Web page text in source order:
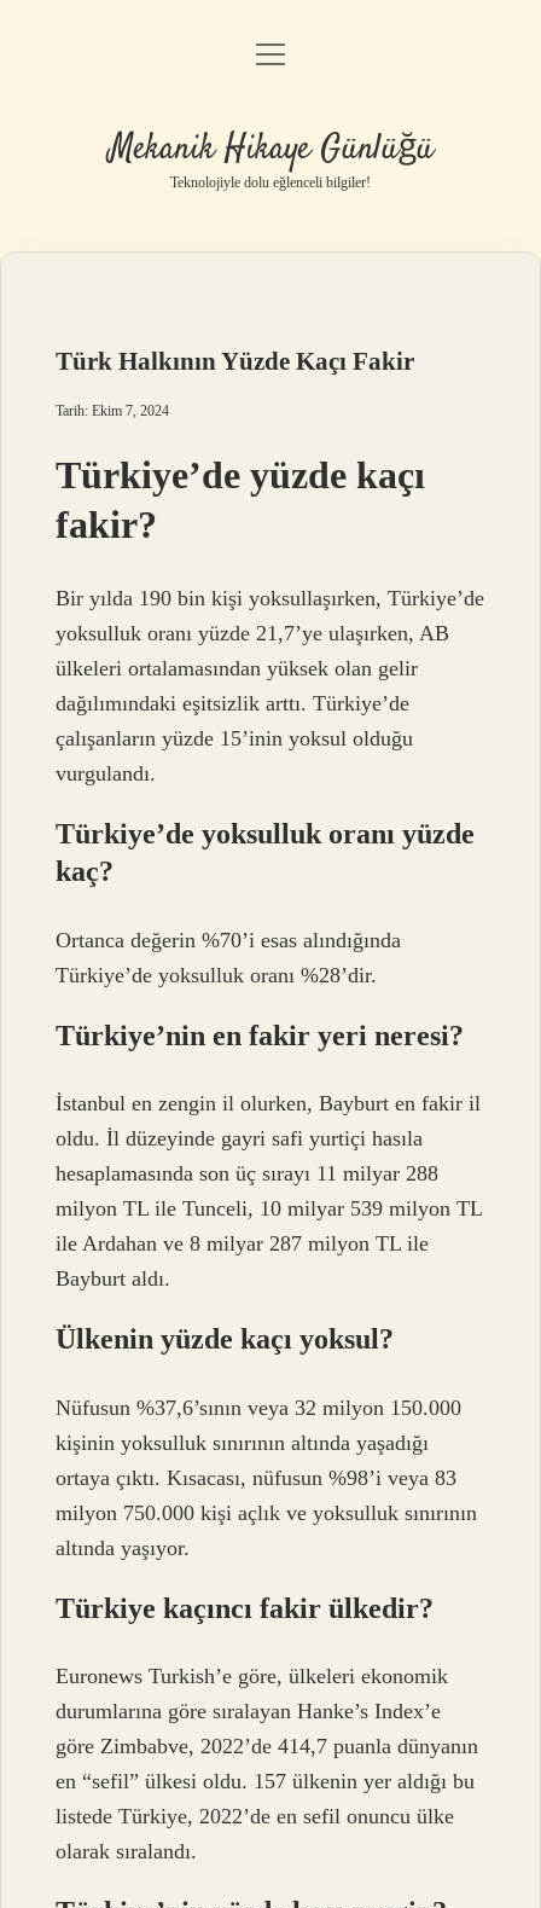
Anasayfa
Yasal Uyarı
menüyü
Mekanik Hikaye Günlüğü
Teknolojiyle dolu eğlenceli bilgiler!
Türk Halkının Yüzde Kaçı Fakir
Tarih: Ekim 7, 2024
Türkiye’de yüzde kaçı
fakir?
Bir yılda 190 bin kişi yoksullaşırken, Türkiye’de
yoksulluk oranı yüzde 21,7’ye ulaşırken, AB
ülkeleri ortalamasından yüksek olan gelir
dağılımındaki eşitsizlik arttı. Türkiye’de
çalışanların yüzde 15’inin yoksul olduğu
vurgulandı.
Türkiye’de yoksulluk oranı yüzde
kaç?
Ortanca değerin %70’i esas alındığında
Türkiye’de yoksulluk oranı %28’dir.
Türkiye’nin en fakir yeri neresi?
İstanbul en zengin il olurken, Bayburt en fakir il
oldu. İl düzeyinde gayri safi yurtiçi hasıla
hesaplamasında son üç sırayı 11 milyar 288
milyon TL ile Tunceli, 10 milyar 539 milyon TL
ile Ardahan ve 8 milyar 287 milyon TL ile
Bayburt aldı.
Ülkenin yüzde kaçı yoksul?
Nüfusun %37,6’sının veya 32 milyon 150.000
kişinin yoksulluk sınırının altında yaşadığı
ortaya çıktı. Kısacası, nüfusun %98’i veya 83
milyon 750.000 kişi açlık ve yoksulluk sınırının
altında yaşıyor.
Türkiye kaçıncı fakir ülkedir?
Euronews Turkish’e göre, ülkeleri ekonomik
durumlarına göre sıralayan Hanke’s Index’e
göre Zimbabve, 2022’de 414,7 puanla dünyanın
en “sefil” ülkesi oldu. 157 ülkenin yer aldığı bu
listede Türkiye, 2022’de en sefil onuncu ülke
olarak sıralandı.